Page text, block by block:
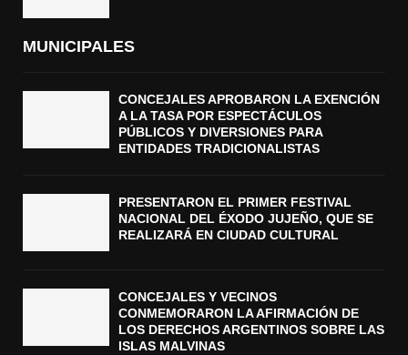
MUNICIPALES
CONCEJALES APROBARON LA EXENCIÓN
A LA TASA POR ESPECTÁCULOS
PÚBLICOS Y DIVERSIONES PARA
ENTIDADES TRADICIONALISTAS
PRESENTARON EL PRIMER FESTIVAL
NACIONAL DEL ÉXODO JUJEÑO, QUE SE
REALIZARÁ EN CIUDAD CULTURAL
CONCEJALES Y VECINOS
CONMEMORARON LA AFIRMACIÓN DE
LOS DERECHOS ARGENTINOS SOBRE LAS
ISLAS MALVINAS